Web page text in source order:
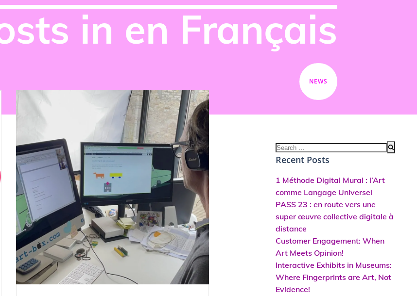
in en Français
NEWS
Search
for:
Recent Posts
1 Méthode Digital Mural : l’Art
comme Langage Universel
PASS 23 : en route vers une
super œuvre collective digitale à
distance
Customer Engagement: When
Art Meets Opinion!
Interactive Exhibits in Museums:
Where Fingerprints are Art, Not
Evidence!